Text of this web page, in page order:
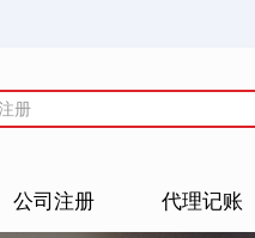
公司注册 代理记账